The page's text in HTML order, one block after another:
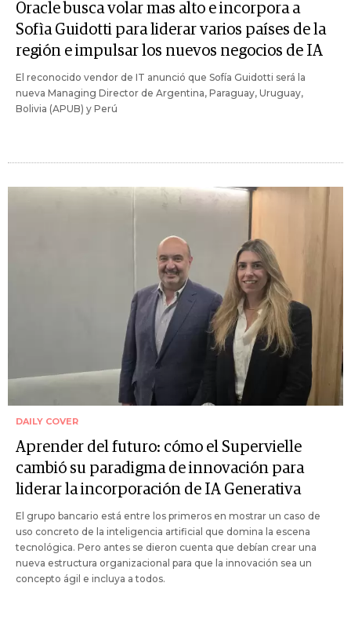
Oracle busca volar mas alto e incorpora a
Sofìa Guidotti para liderar varios países de la
región e impulsar los nuevos negocios de IA
El reconocido vendor de IT anunció que Sofía Guidotti será la
nueva Managing Director de Argentina, Paraguay, Uruguay,
Bolivia (APUB) y Perú
DAILY COVER
Aprender del futuro: cómo el Supervielle
cambió su paradigma de innovación para
liderar la incorporación de IA Generativa
El grupo bancario está entre los primeros en mostrar un caso de
uso concreto de la inteligencia artificial que domina la escena
tecnológica. Pero antes se dieron cuenta que debían crear una
nueva estructura organizacional para que la innovación sea un
concepto ágil e incluya a todos.